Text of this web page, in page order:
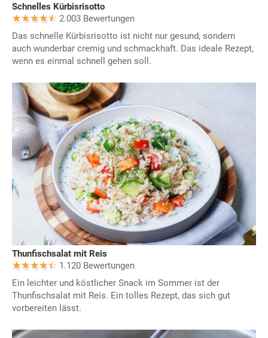
Schnelles Kürbisrisotto
2.003 Bewertungen
Das schnelle Kürbisrisotto ist nicht nur gesund, sondern
auch wunderbar cremig und schmackhaft. Das ideale Rezept,
wenn es einmal schnell gehen soll.
Thunfischsalat mit Reis
1.120 Bewertungen
Ein leichter und köstlicher Snack im Sommer ist der
Thunfischsalat mit Reis. Ein tolles Rezept, das sich gut
vorbereiten lässt.